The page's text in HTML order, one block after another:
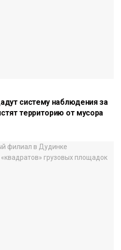
систему наблюдения за
территорию от мусора